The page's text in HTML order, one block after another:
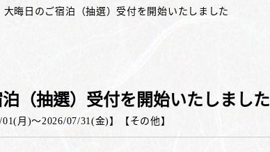
大晦日のご宿泊（抽選）受付を開始いたしました
（抽選）受付を開始いたしました
01(月)〜2026/07/31(金) 】 【 その他】